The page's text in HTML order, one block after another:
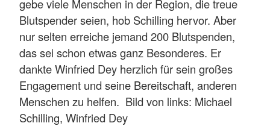
gebe viele Menschen in der Region, die treue
Blutspender seien, hob Schilling hervor. Aber
nur selten erreiche jemand 200 Blutspenden,
das sei schon etwas ganz Besonderes. Er
dankte Winfried Dey herzlich für sein großes
Engagement und seine Bereitschaft, anderen
Menschen zu helfen. Bild von links: Michael
Schilling, Winfried Dey